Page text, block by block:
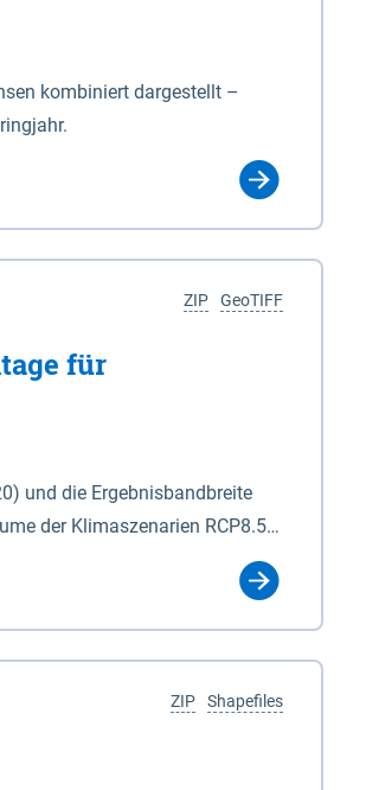
kombiniert dargestellt –
GeoTIFF
ZIP
für
und die Ergebnisbandbreite
der Klimaszenarien RCP8.5
Hydrologisches Winterhalbjahr
mit Klassenname und
Shapefiles
ZIP